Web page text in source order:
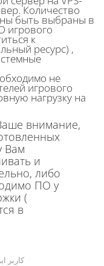
Количество
быть выбраны в
игрового
к
ресурс) ,
не
игрового
нагрузку на
внимание,
Вам
и
либо
ПО у
(
в
108